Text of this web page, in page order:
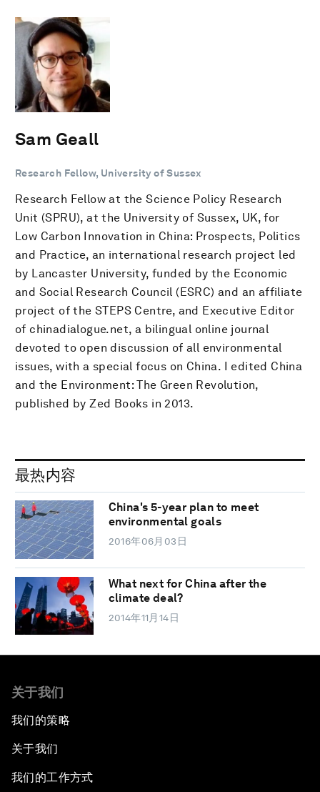
Sam Geall
Research Fellow, University of Sussex
Research Fellow at the Science Policy Research
Unit (SPRU), at the University of Sussex, UK, for
Low Carbon Innovation in China: Prospects, Politics
and Practice, an international research project led
by Lancaster University, funded by the Economic
and Social Research Council (ESRC) and an affiliate
project of the STEPS Centre, and Executive Editor
of chinadialogue.net, a bilingual online journal
devoted to open discussion of all environmental
issues, with a special focus on China. I edited China
and the Environment: The Green Revolution,
published by Zed Books in 2013.
最热内容
China's 5-year plan to meet
environmental goals
2016年06月03日
What next for China after the
climate deal?
2014年11月14日
关于我们
我们的策略
关于我们
我们的工作方式